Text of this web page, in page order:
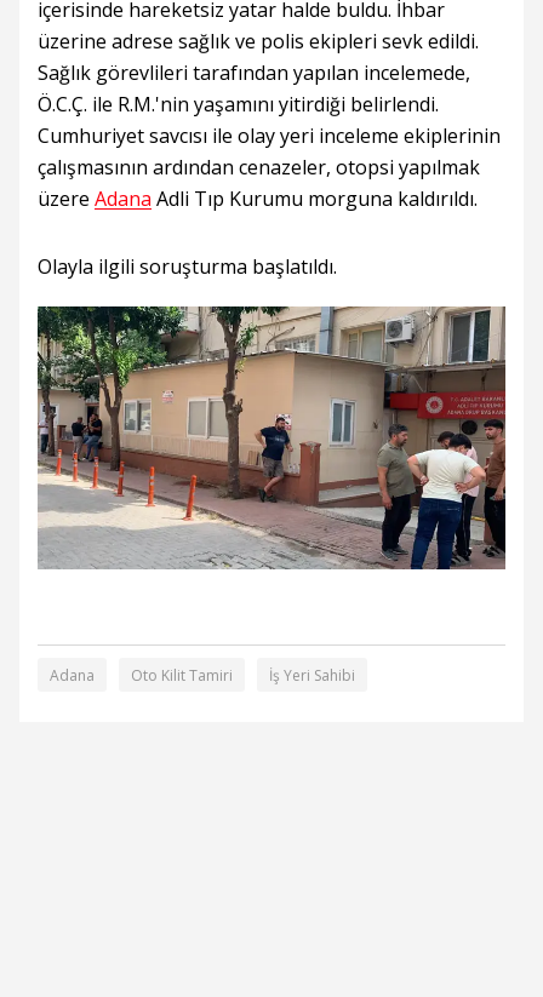
içerisinde hareketsiz yatar halde buldu. İhbar
üzerine adrese sağlık ve polis ekipleri sevk edildi.
Sağlık görevlileri tarafından yapılan incelemede,
Ö.C.Ç. ile R.M.'nin yaşamını yitirdiği belirlendi.
Cumhuriyet savcısı ile olay yeri inceleme ekiplerinin
çalışmasının ardından cenazeler, otopsi yapılmak
üzere Adana Adli Tıp Kurumu morguna kaldırıldı.
Olayla ilgili soruşturma başlatıldı.
Adana Oto Kilit Tamiri İş Yeri Sahibi